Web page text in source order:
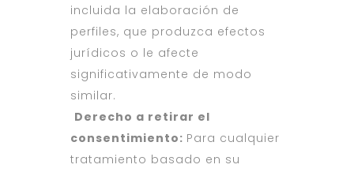
incluida la elaboración de
perfiles, que produzca efectos
jurídicos o le afecte
significativamente de modo
similar.
Derecho a retirar el
consentimiento: Para cualquier
tratamiento basado en su